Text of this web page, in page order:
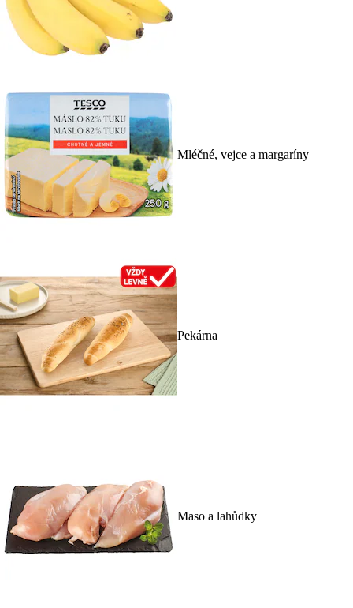
Mléčné, vejce a margaríny
Pekárna
Maso a lahůdky